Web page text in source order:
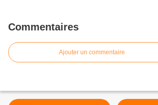
Commentaires
Ajouter un commentaire